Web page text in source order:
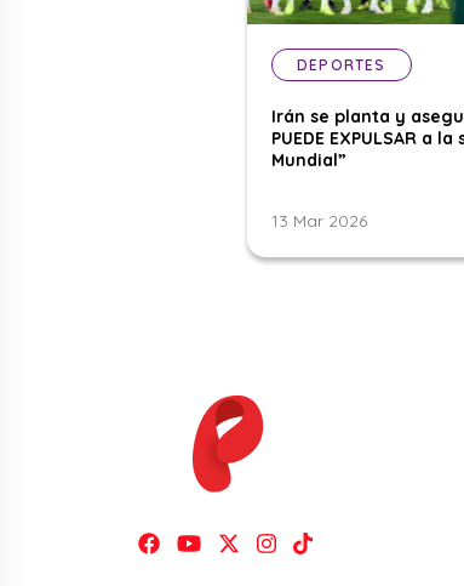
DEPORTES
Irán se planta y
PUEDE EXPULSAR a
Mundial”
13 Mar 2026